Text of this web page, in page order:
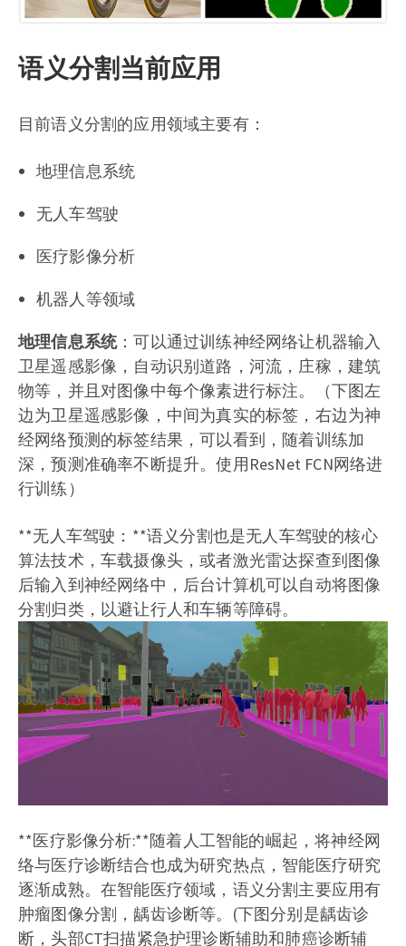
语义分割当前应用
目前语义分割的应用领域主要有：
地理信息系统
无人车驾驶
医疗影像分析
机器人等领域
地理信息系统：可以通过训练神经网络让机器输入
卫星遥感影像，自动识别道路，河流，庄稼，建筑
物等，并且对图像中每个像素进行标注。（下图左
边为卫星遥感影像，中间为真实的标签，右边为神
经网络预测的标签结果，可以看到，随着训练加
深，预测准确率不断提升。使用ResNet FCN网络进
行训练）
**无人车驾驶：**语义分割也是无人车驾驶的核心
算法技术，车载摄像头，或者激光雷达探查到图像
后输入到神经网络中，后台计算机可以自动将图像
分割归类，以避让行人和车辆等障碍。
**医疗影像分析:**随着人工智能的崛起，将神经网
络与医疗诊断结合也成为研究热点，智能医疗研究
逐渐成熟。在智能医疗领域，语义分割主要应用有
肿瘤图像分割，龋齿诊断等。(下图分别是龋齿诊
断，头部CT扫描紧急护理诊断辅助和肺癌诊断辅